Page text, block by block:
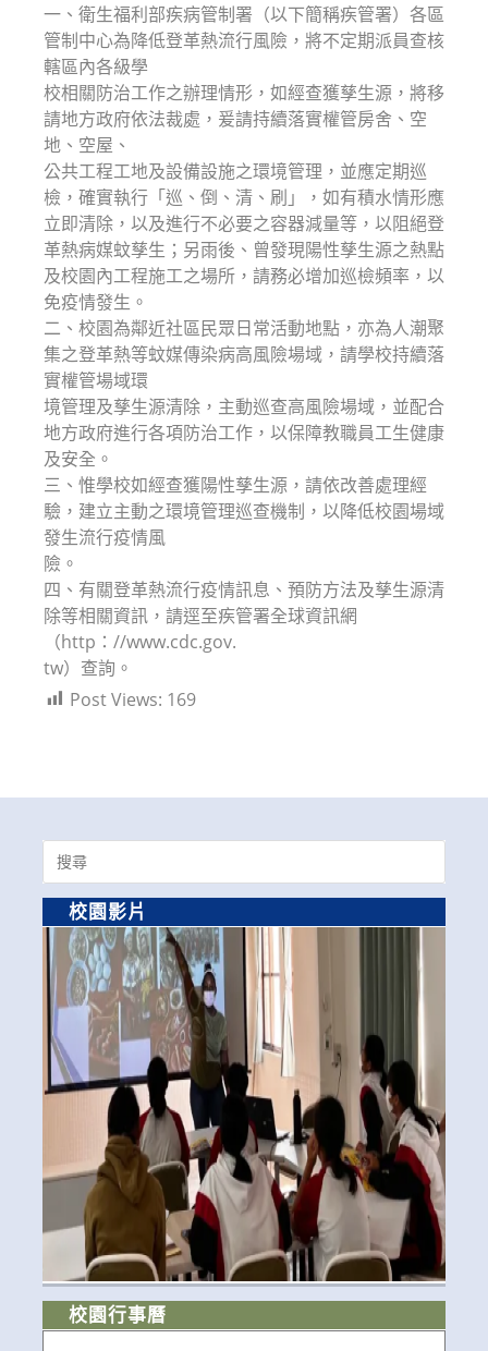
一、衛生福利部疾病管制署（以下簡稱疾管署）各區
管制中心為降低登革熱流行風險，將不定期派員查核
轄區內各級學
校相關防治工作之辦理情形，如經查獲孳生源，將移
請地方政府依法裁處，爰請持續落實權管房舍、空
地、空屋、
公共工程工地及設備設施之環境管理，並應定期巡
檢，確實執行「巡、倒、清、刷」，如有積水情形應
立即清除，以及進行不必要之容器減量等，以阻絕登
革熱病媒蚊孳生；另雨後、曾發現陽性孳生源之熱點
及校園內工程施工之場所，請務必增加巡檢頻率，以
免疫情發生。
二、校園為鄰近社區民眾日常活動地點，亦為人潮聚
集之登革熱等蚊媒傳染病高風險場域，請學校持續落
實權管場域環
境管理及孳生源清除，主動巡查高風險場域，並配合
地方政府進行各項防治工作，以保障教職員工生健康
及安全。
三、惟學校如經查獲陽性孳生源，請依改善處理經
驗，建立主動之環境管理巡查機制，以降低校園場域
發生流行疫情風
險。
四、有關登革熱流行疫情訊息、預防方法及孳生源清
除等相關資訊，請逕至疾管署全球資訊網
（http：//www.cdc.gov.
tw）查詢。
Post Views: 169
Search
for:
校園影片
校園行事曆